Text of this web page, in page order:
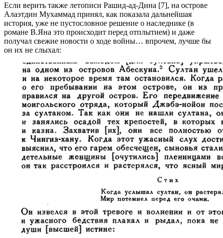
Если верить также летописи Рашид-ад-Дина [7], на острове
Алаэтдин Мухаммад принял, как показала дальнейшая
история, уже не пустословное решение о наследнике (в
романе В.Яна это происходит перед отплытием) и даже
получал свежие новости о ходе войны… впрочем, лучше бы
он их не слыхал: